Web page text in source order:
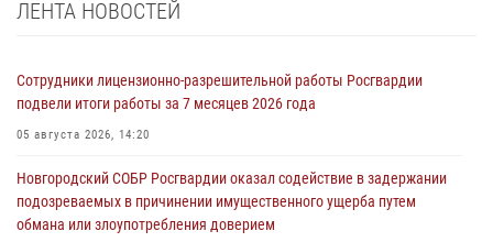
ЛЕНТА НОВОСТЕЙ
Сотрудники лицензионно-разрешительной работы Росгвардии
подвели итоги работы за 7 месяцев 2026 года
05 августа 2026, 14:20
Новгородский СОБР Росгвардии оказал содействие в задержании
подозреваемых в причинении имущественного ущерба путем
обмана или злоупотребления доверием